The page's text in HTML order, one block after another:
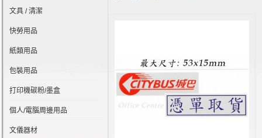
文具 / 清潔
快勞用品
紙類用品
包裝用品
打印機碳粉/墨盒
個人/電腦周邊用品
文儀器材